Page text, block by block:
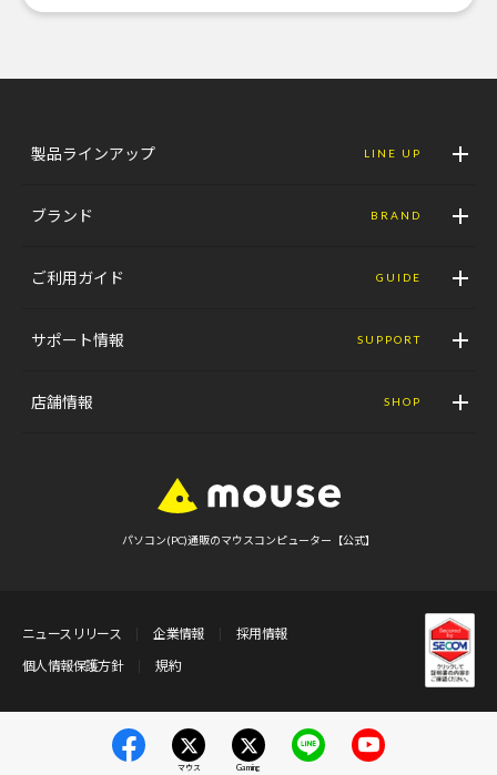
製品ラインアップ LINE UP
ブランド BRAND
ご利用ガイド GUIDE
サポート情報 SUPPORT
店舗情報 SHOP
パソコン(PC)通販のマウスコンピューター【公式】
ニュースリリース 企業情報
採用情報
個人情報保護方針
規約
マウス Gaming